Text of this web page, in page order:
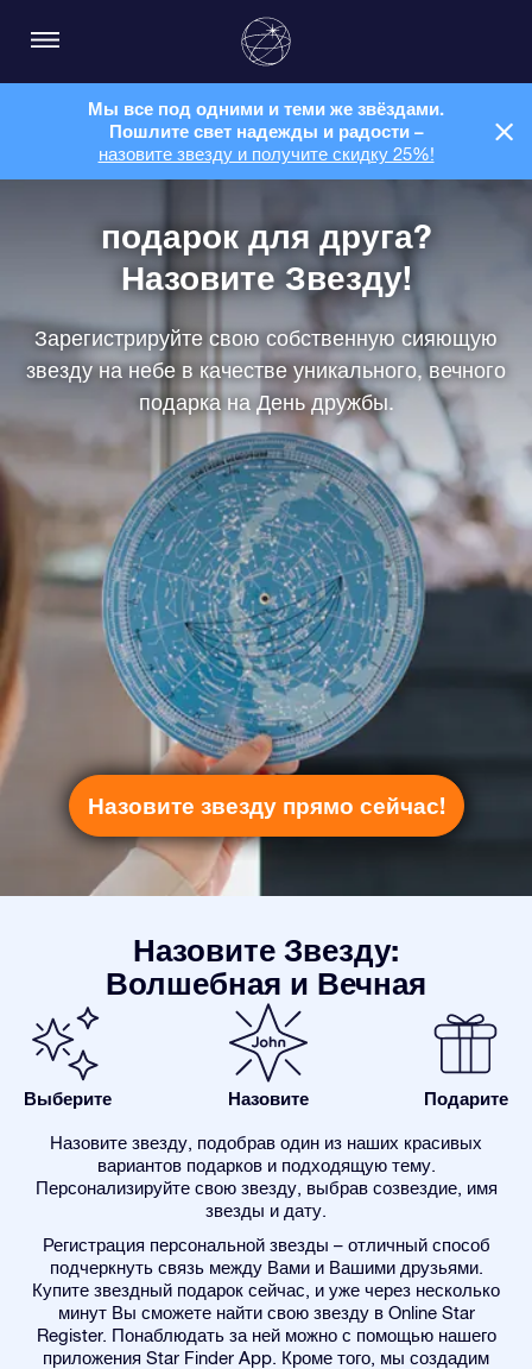
Мы все под одними и теми же звёздами.
Пошлите свет надежды и радости –
назовите звезду и получите скидку 25%!
подарок для друга?
Назовите Звезду!
Зарегистрируйте свою собственную сияющую
звезду на небе в качестве уникального, вечного
подарка на День дружбы.
Назовите звезду прямо сейчас!
Назовите Звезду:
Волшебная и Вечная
Выберите Назовите Подарите
Назовите звезду, подобрав один из наших красивых
вариантов подарков и подходящую тему.
Персонализируйте свою звезду, выбрав созвездие, имя
звезды и дату.
Регистрация персональной звезды – отличный способ
подчеркнуть связь между Вами и Вашими друзьями.
Купите звездный подарок сейчас, и уже через несколько
минут Вы сможете найти свою звезду в Online Star
Register. Понаблюдать за ней можно с помощью нашего
приложения Star Finder App. Кроме того, мы создадим